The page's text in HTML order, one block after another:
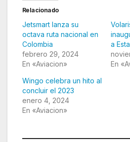
Relacionado
Jetsmart lanza su
octava ruta nacional en
Colombia
febrero 29, 2024
En «Aviacion»
a
En
Wingo celebra un hito al
concluir el 2023
enero 4, 2024
En «Aviacion»